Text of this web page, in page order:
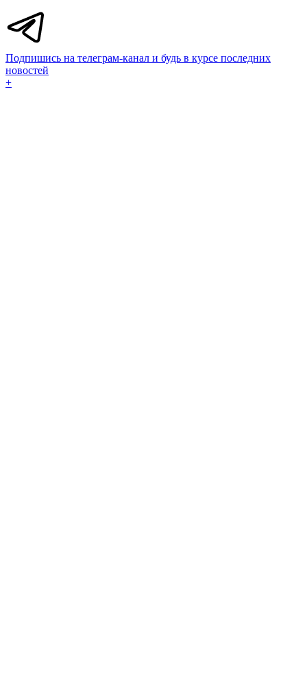
Подпишись на телеграм-канал и будь в курсе последних
новостей
+